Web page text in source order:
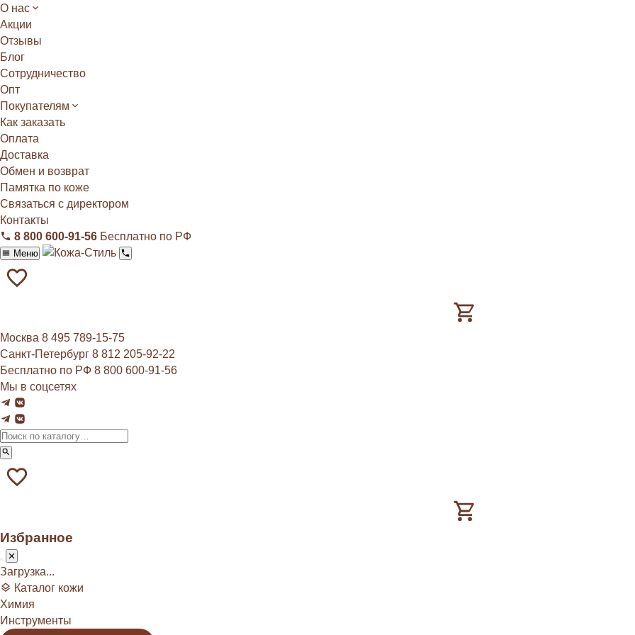
О нас
Акции
Отзывы
Блог
Сотрудничество
Опт
Покупателям
Как заказать
Оплата
Доставка
Обмен и возврат
Памятка по коже
Связаться с директором
Контакты
8 800 600‑91‑56 Бесплатно по РФ
Меню
Москва 8 495 789‑15‑75
Санкт-Петербург 8 812 205‑92‑22
Бесплатно по РФ 8 800 600‑91‑56
Мы в соцсетях
Избранное
Загрузка...
Каталог кожи
Химия
Инструменты